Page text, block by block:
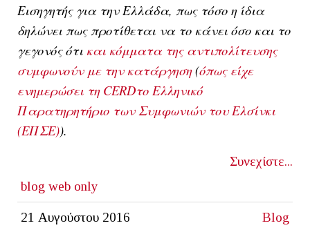
Εισηγητής για την Ελλάδα, πως τόσο η ίδια
δηλώνει πως προτίθεται να το κάνει όσο και το
γεγονός ότι και κόμματα της αντιπολίτευσης
συμφωνούν με την κατάργηση(όπως είχε
ενημερώσει τη CERDτο Ελληνικό
Παρατηρητήριο των Συμφωνιών του Ελσίνκι
(ΕΠΣΕ)).
Συνεχίστε...
blog web only
21 Αυγούστου 2016 Blog